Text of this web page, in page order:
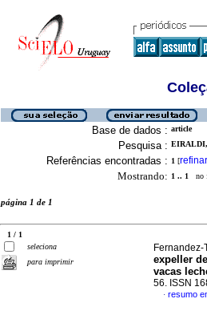
Base de dados : article
Pesquisa :
Referências encontradas : 1 [refinar
Mostrando: 1 .. 1 no
página 1 de 1
1 / 1
seleciona
para imprimir
expeller
vacas
56. ISSN
· resumo